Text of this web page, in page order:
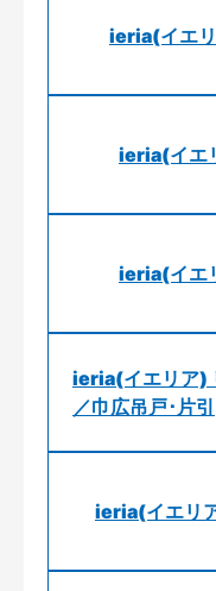
ieria(イエ
ieria(イエ
ieria(イエ
ieria(イエリア)
／巾広吊戸･片引
ieria(イエリ